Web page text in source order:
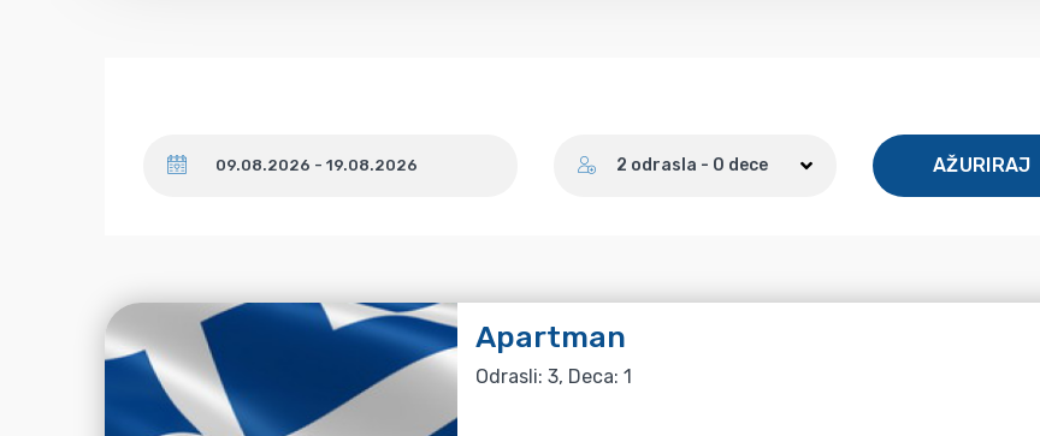
2 odrasla - 0 dece AŽURIRAJ
Apartman
Odrasli: 3, Deca: 1